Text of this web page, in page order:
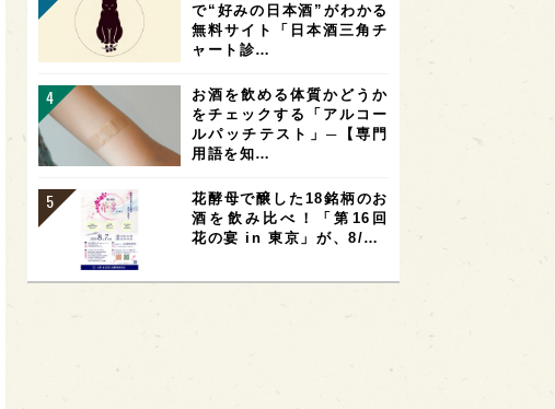
で“好みの日本酒”がわかる
無料サイト「日本酒三角チ
ャート診…
お酒を飲める体質かどうか
をチェックする「アルコー
ルパッチテスト」─【専門
用語を知…
花酵母で醸した18銘柄のお
酒を飲み比べ！「第16回
花の宴 in 東京」が、8/…